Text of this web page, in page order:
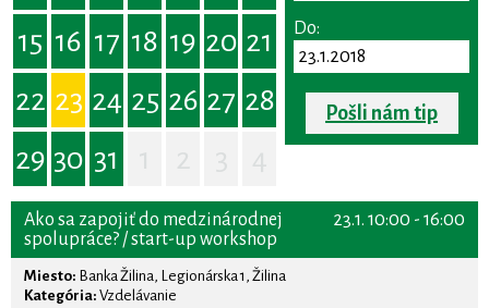
15 16 17 18 19 20 21
22 23 24 25 26 27 28
29 30 31
Do:
Pošli nám tip
23.1. 10:00 - 16:00
Ako sa zapojiť do medzinárodnej
spolupráce? / start-up workshop
Miesto: Banka Žilina, Legionárska 1, Žilina
Kategória: Vzdelávanie